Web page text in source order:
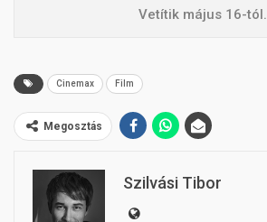
Vetítik május 16-tól.
Cinemax Film
Megosztás
Szilvási Tibor